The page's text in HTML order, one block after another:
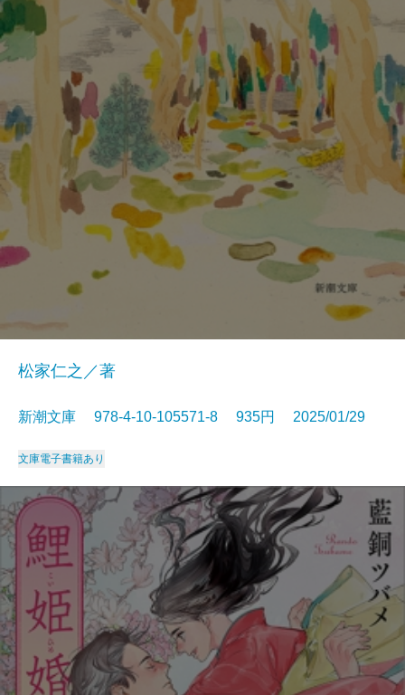
松家仁之／著
新潮文庫 978-4-10-105571-8 935円 2025/01/29
文庫電子書籍あり